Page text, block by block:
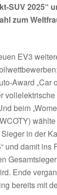
SUV 2025“
zum
EV3
Award „Car
beim
in der
und damit ins
Ende
bereits mit